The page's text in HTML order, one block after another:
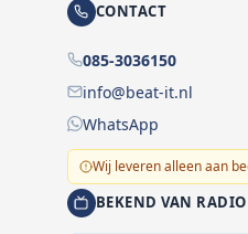
CONTACT
085-3036150
info@beat-it.nl
WhatsApp
Wij leveren alleen aan
BEKEND VAN